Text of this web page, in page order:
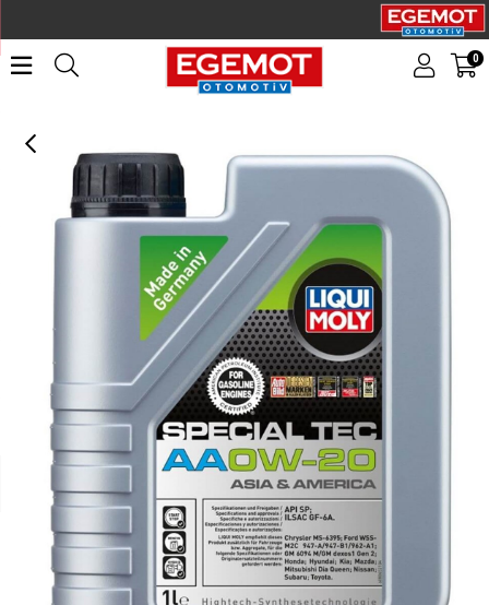
0
LIQUI MOLY 0W20 Motor Yağı Special Tec AA 1 Litre (6738)